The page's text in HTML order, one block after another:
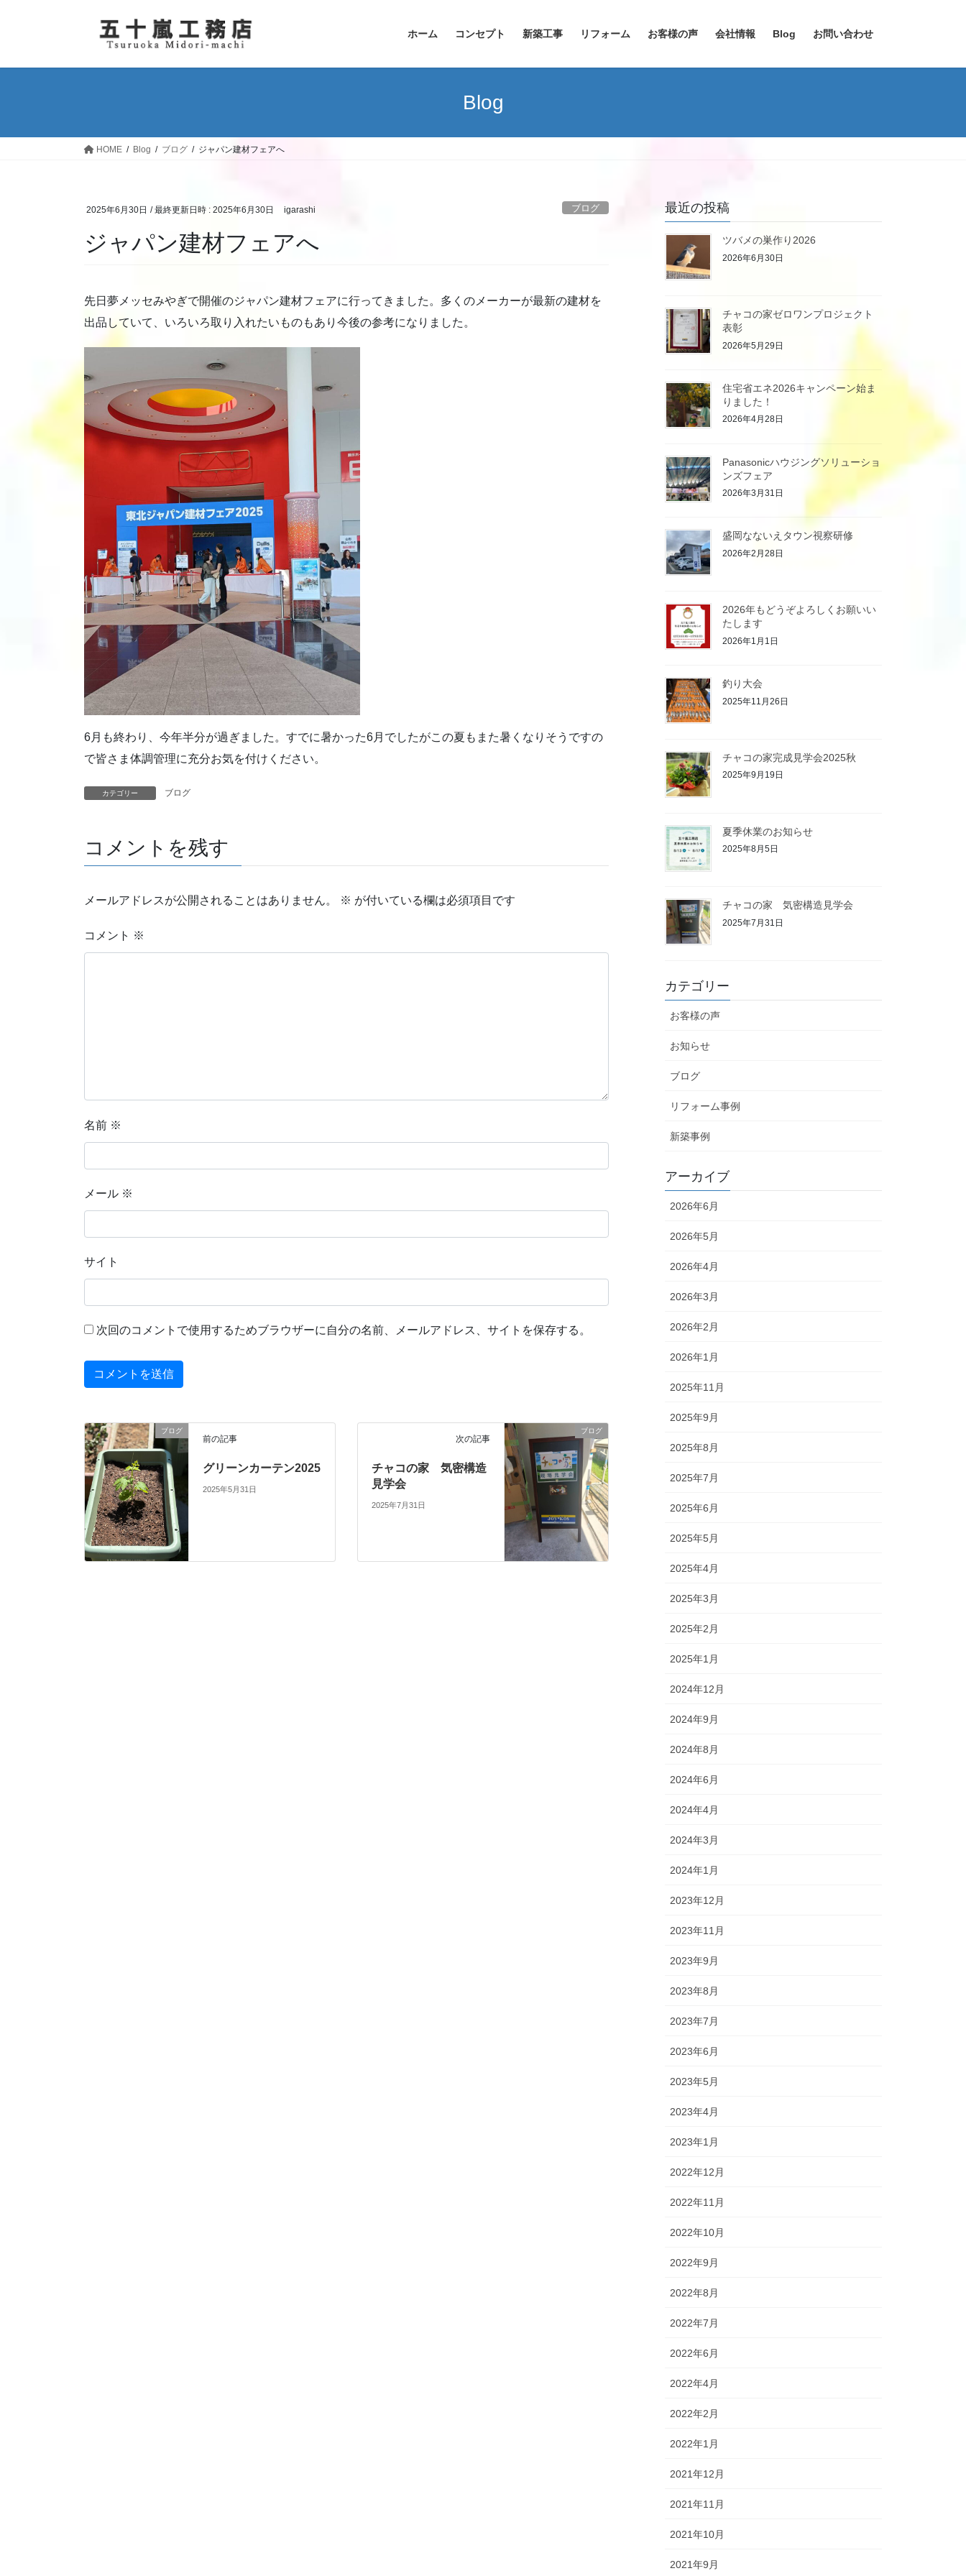
ホーム コンセプト 新築工事 リフォーム お客様の声 会社情報 Blog お問い合わせ
Blog
HOME Blog ブログ ジャパン建材フェアへ
2025年6月30日 / 最終更新日時 : 2025年6月30日 igarashi ブログ
ジャパン建材フェアへ
先日夢メッセみやぎで開催のジャパン建材フェアに行ってきました。多くのメーカーが最新の建材を
出品していて、いろいろ取り入れたいものもあり今後の参考になりました。
6月も終わり、今年半分が過ぎました。すでに暑かった6月でしたがこの夏もまた暑くなりそうですの
で皆さま体調管理に充分お気を付けください。
カテゴリー ブログ
コメントを残す
メールアドレスが公開されることはありません。 ※ が付いている欄は必須項目です
コメント ※
名前 ※
メール ※
サイト
次回のコメントで使用するためブラウザーに自分の名前、メールアドレス、サイトを保存する。
ブログ
前の記事
グリーンカーテン2025
2025年5月31日
ブログ
次の記事
チャコの家 気密構造
見学会
2025年7月31日
最近の投稿
ツバメの巣作り2026
2026年6月30日
チャコの家ゼロワンプロジェクト
表彰
2026年5月29日
住宅省エネ2026キャンペーン始ま
りました！
2026年4月28日
Panasonicハウジングソリューショ
ンズフェア
2026年3月31日
盛岡なないえタウン視察研修
2026年2月28日
2026年もどうぞよろしくお願いい
たします
2026年1月1日
釣り大会
2025年11月26日
チャコの家完成見学会2025秋
2025年9月19日
夏季休業のお知らせ
2025年8月5日
チャコの家 気密構造見学会
2025年7月31日
カテゴリー
お客様の声
お知らせ
ブログ
リフォーム事例
新築事例
アーカイブ
2026年6月
2026年5月
2026年4月
2026年3月
2026年2月
2026年1月
2025年11月
2025年9月
2025年8月
2025年7月
2025年6月
2025年5月
2025年4月
2025年3月
2025年2月
2025年1月
2024年12月
2024年9月
2024年8月
2024年6月
2024年4月
2024年3月
2024年1月
2023年12月
2023年11月
2023年9月
2023年8月
2023年7月
2023年6月
2023年5月
2023年4月
2023年1月
2022年12月
2022年11月
2022年10月
2022年9月
2022年8月
2022年7月
2022年6月
2022年4月
2022年2月
2022年1月
2021年12月
2021年11月
2021年10月
2021年9月